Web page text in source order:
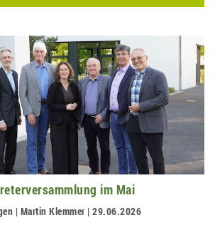
im Mai
| Martin Klemmer | 29.06.2026